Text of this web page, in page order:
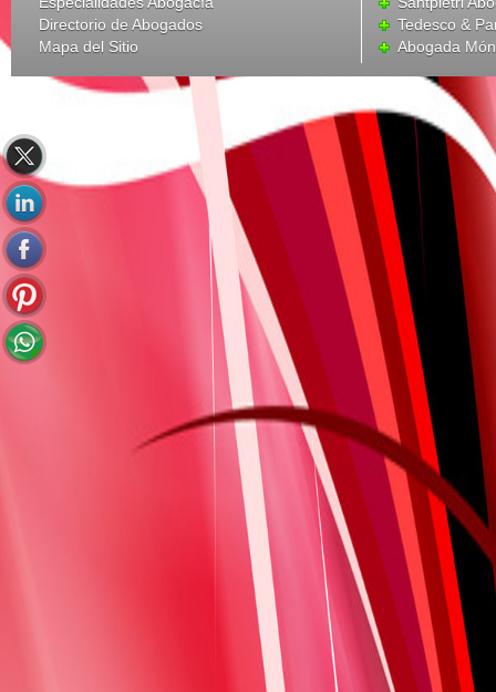
Directorio de Abogados
Mapa del Sitio
Tedesco &
Abogada